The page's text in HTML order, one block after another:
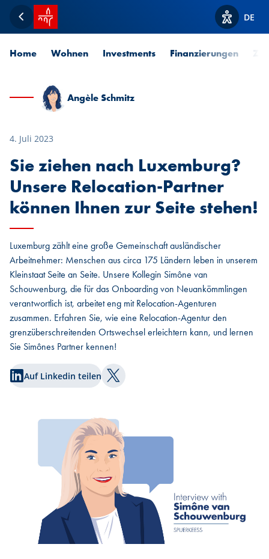
Zurück
Startseite SPUERKEESS
Optionen
DE
Home Wohnen Investments Finanzierungen
Angèle Schmitz
4. Juli 2023
Sie ziehen nach Luxemburg?
Unsere Relocation-Partner
können Ihnen zur Seite stehen!
Luxemburg zählt eine große Gemeinschaft ausländischer
Arbeitnehmer: Menschen aus circa 175 Ländern leben in unserem
Kleinstaat Seite an Seite. Unsere Kollegin Simône van
Schouwenburg, die für das Onboarding von Neuankömmlingen
verantwortlich ist, arbeitet eng mit Relocation-Agenturen
zusammen. Erfahren Sie, wie eine Relocation-Agentur den
grenzüberschreitenden Ortswechsel erleichtern kann, und lernen
Sie Simônes Partner kennen!
Auf Linkedin teilen Auf Twitter teilen